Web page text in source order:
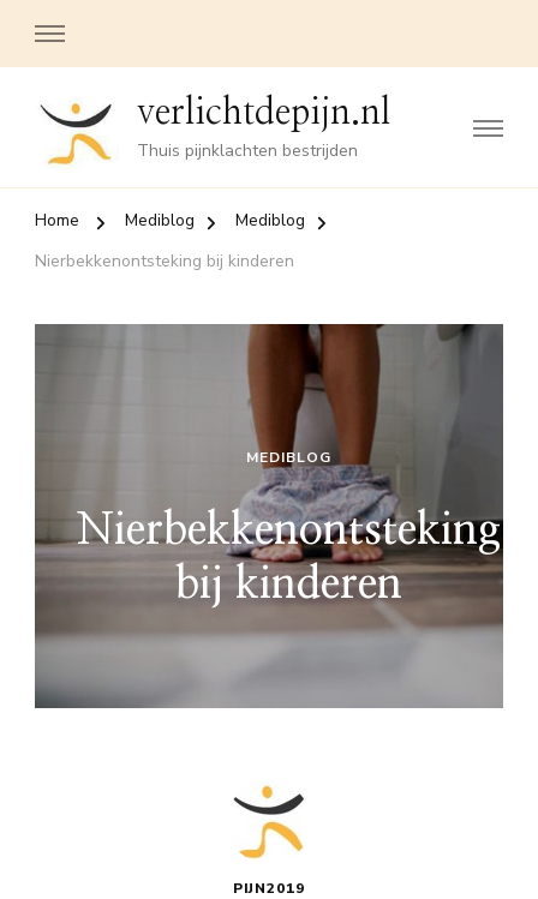
verlichtdepijn.nl
Thuis pijnklachten bestrijden
Home Mediblog
Mediblog
Nierbekkenontsteking bij kinderen
MEDIBLOG
Nierbekkenontsteking
bij kinderen
PIJN2019